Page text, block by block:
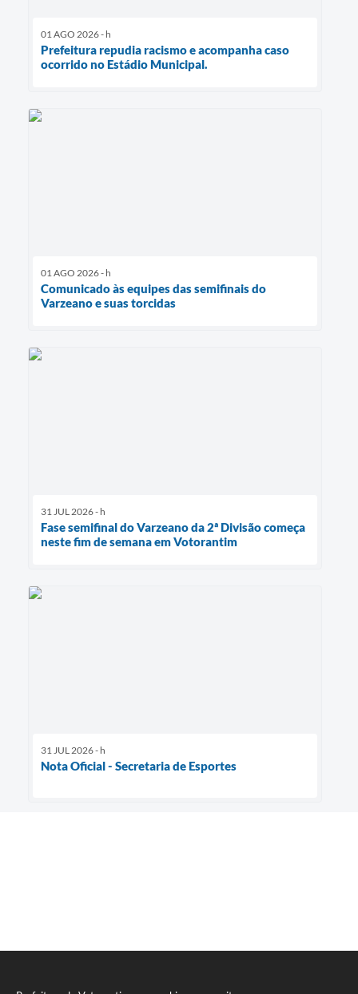
01 AGO 2026 - h
Prefeitura repudia racismo e acompanha caso
ocorrido no Estádio Municipal.
01 AGO 2026 - h
Comunicado às equipes das semifinais do
Varzeano e suas torcidas
31 JUL 2026 - h
Fase semifinal do Varzeano da 2ª Divisão começa
neste fim de semana em Votorantim
31 JUL 2026 - h
Nota Oficial - Secretaria de Esportes